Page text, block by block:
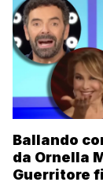
Ballando
da Ornella
Guerritore